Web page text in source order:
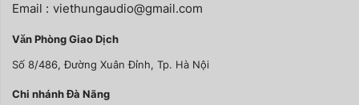
Email : viethungaudio@gmail.com
Văn Phòng Giao Dịch
Số 8/486, Đường Xuân Đỉnh, Tp. Hà Nội
Chi nhánh Đà Nãng